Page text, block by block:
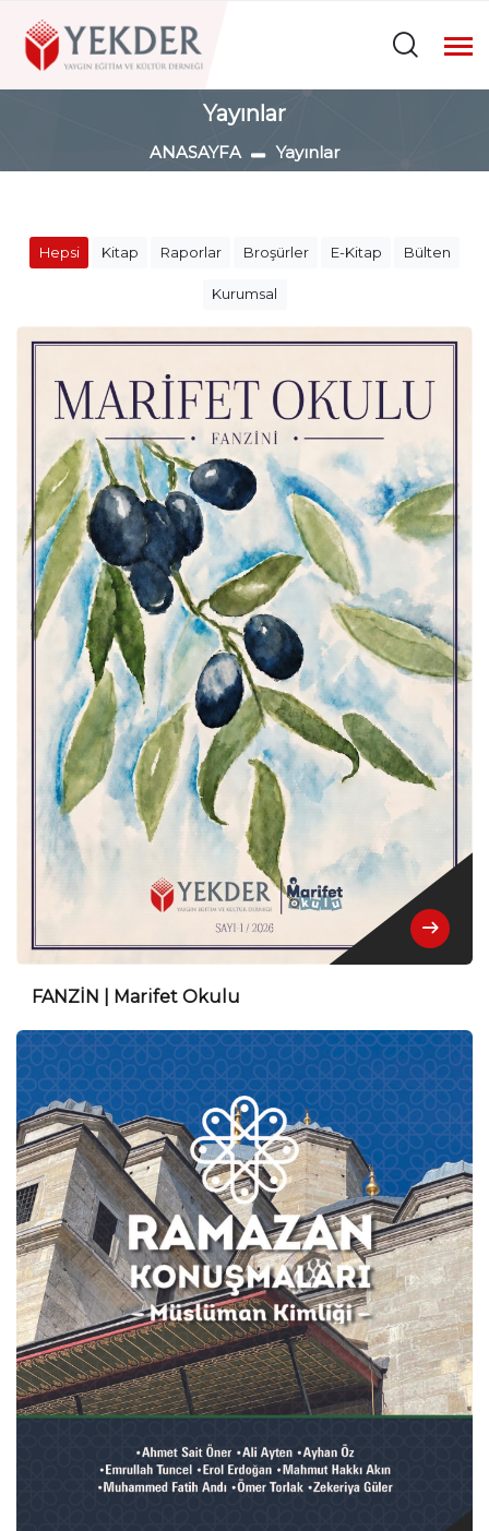
Yayınlar
ANASAYFA Yayınlar
Hepsi Kitap Raporlar Broşürler E-Kitap Bülten
Kurumsal
FANZİN | Marifet Okulu